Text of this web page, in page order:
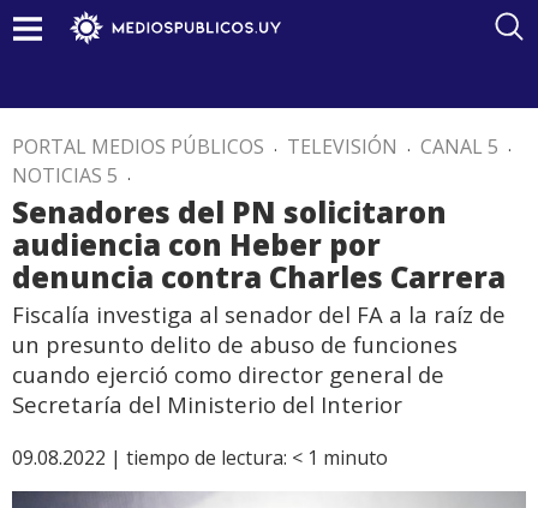
PORTAL MEDIOS PÚBLICOS . TELEVISIÓN . CANAL 5 .
NOTICIAS 5 .
Senadores del PN solicitaron
audiencia con Heber por
denuncia contra Charles Carrera
Fiscalía investiga al senador del FA a la raíz de
un presunto delito de abuso de funciones
cuando ejerció como director general de
Secretaría del Ministerio del Interior
09.08.2022 | tiempo de lectura: < 1 minuto